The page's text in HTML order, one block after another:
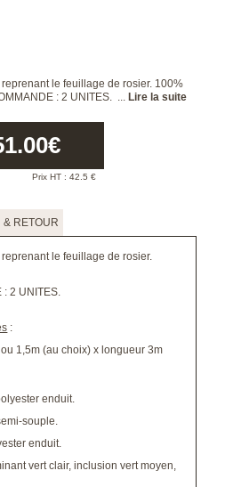
le feuillage de rosier. 100%
: 2 UNITES. ... Lire la suite
€
Prix HT : 42.5 €
& RETOUR
le feuillage de rosier.
: 2 UNITES.
:
1,5m (au choix) x longueur 3m
enduit.
souple.
enduit.
vert clair, inclusion vert moyen,